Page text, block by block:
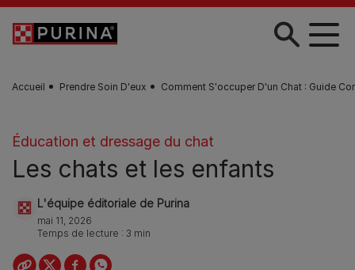
Skip to main content
Accueil Prendre Soin D'eux Comment S'occuper D'un Chat : Guide
Éducation et dressage du chat
Les chats et les enfants
L'équipe éditoriale de Purina
mai 11, 2026
Temps de lecture : 3 min